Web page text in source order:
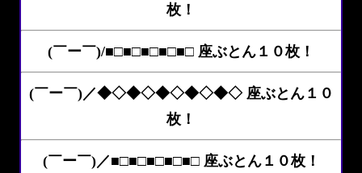
枚！
(￣ー￣)/■□■□■□■□■□ 座ぶとん１０枚！
(￣ー￣)／◆◇◆◇◆◇◆◇◆◇ 座ぶとん１０
枚！
(￣ー￣)／■□■□■□■□■□ 座ぶとん１０枚！